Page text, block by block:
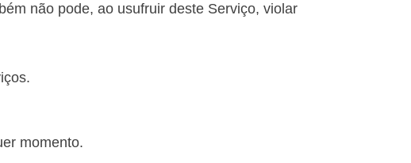
não pode, ao usufruir deste Serviço, violar
momento.